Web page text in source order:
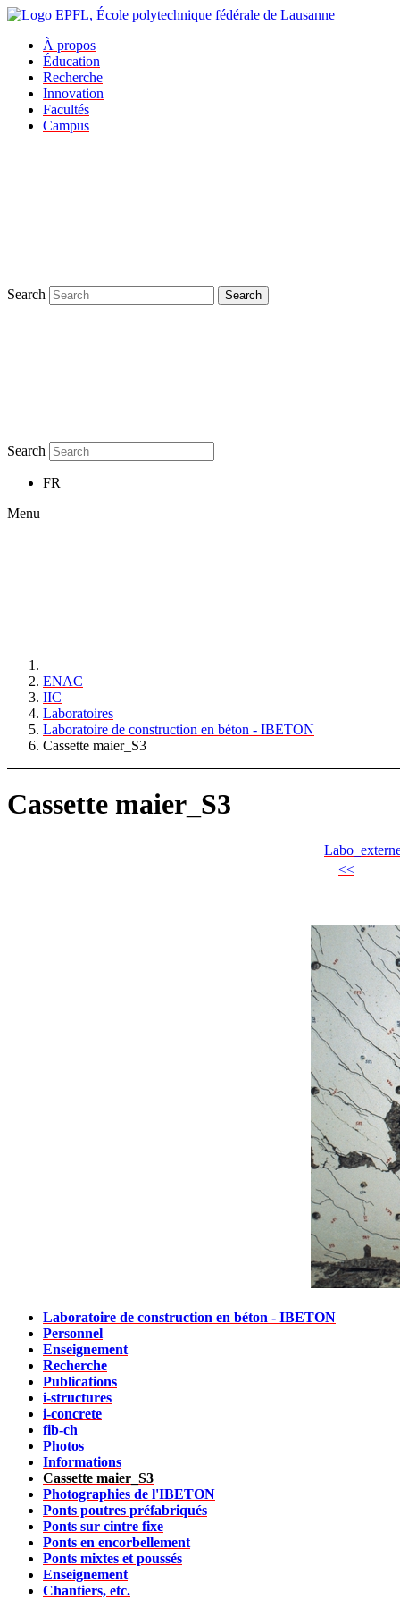
À propos
Éducation
Recherche
Innovation
Facultés
Campus
Search Search
Search
FR
Menu
ENAC
IIC
Laboratoires
Laboratoire de construction en béton - IBETON
Cassette maier_S3
Cassette maier_S3
<<
Laboratoire de construction en béton - IBETON
Personnel
Enseignement
Recherche
Publications
i-structures
i-concrete
fib-ch
Photos
Informations
Cassette maier_S3
Photographies de l'IBETON
Ponts poutres préfabriqués
Ponts sur cintre fixe
Ponts en encorbellement
Ponts mixtes et poussés
Enseignement
Chantiers, etc.